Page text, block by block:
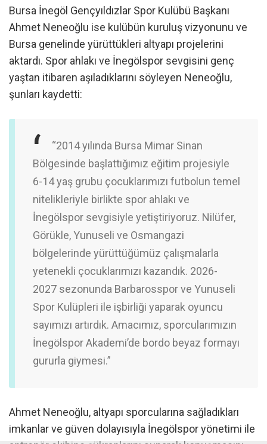
Bursa İnegöl Gençyıldızlar Spor Kulübü Başkanı
Ahmet Neneoğlu ise kulübün kuruluş vizyonunu ve
Bursa genelinde yürüttükleri altyapı projelerini
aktardı. Spor ahlakı ve İnegölspor sevgisini genç
yaştan itibaren aşıladıklarını söyleyen Neneoğlu,
şunları kaydetti:
“2014 yılında Bursa Mimar Sinan
Bölgesinde başlattığımız eğitim projesiyle
6-14 yaş grubu çocuklarımızı futbolun temel
nitelikleriyle birlikte spor ahlakı ve
İnegölspor sevgisiyle yetiştiriyoruz. Nilüfer,
Görükle, Yunuseli ve Osmangazi
bölgelerinde yürüttüğümüz çalışmalarla
yetenekli çocuklarımızı kazandık. 2026-
2027 sezonunda Barbarosspor ve Yunuseli
Spor Kulüpleri ile işbirliği yaparak oyuncu
sayımızı artırdık. Amacımız, sporcularımızın
İnegölspor Akademi’de bordo beyaz formayı
gururla giymesi.”
Ahmet Neneoğlu, altyapı sporcularına sağladıkları
imkanlar ve güven dolayısıyla İnegölspor yönetimi ile